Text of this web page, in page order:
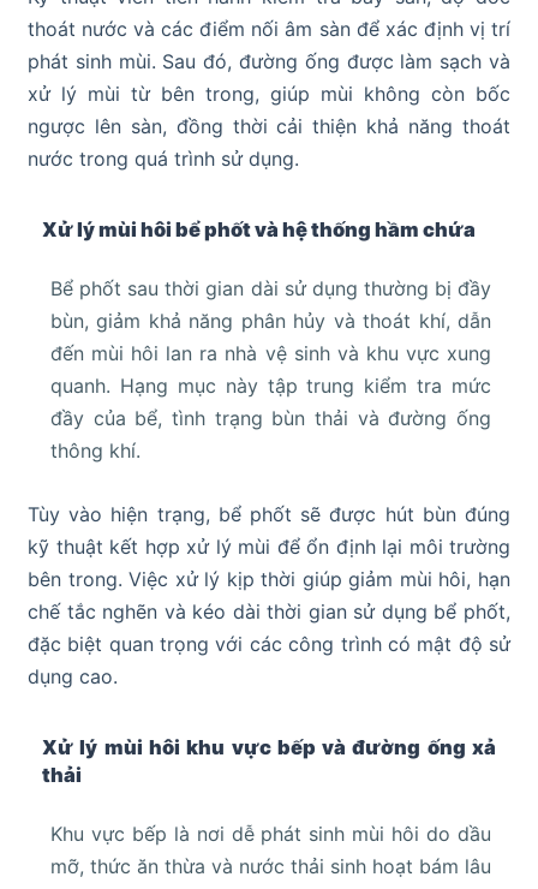
thoát nước và các điểm nối âm sàn để xác định vị trí
phát sinh mùi. Sau đó, đường ống được làm sạch và
xử lý mùi từ bên trong, giúp mùi không còn bốc
ngược lên sàn, đồng thời cải thiện khả năng thoát
nước trong quá trình sử dụng.
Xử lý mùi hôi bể phốt và hệ thống hầm chứa
Bể phốt sau thời gian dài sử dụng thường bị đầy
bùn, giảm khả năng phân hủy và thoát khí, dẫn
đến mùi hôi lan ra nhà vệ sinh và khu vực xung
quanh. Hạng mục này tập trung kiểm tra mức
đầy của bể, tình trạng bùn thải và đường ống
thông khí.
Tùy vào hiện trạng, bể phốt sẽ được hút bùn đúng
kỹ thuật kết hợp xử lý mùi để ổn định lại môi trường
bên trong. Việc xử lý kịp thời giúp giảm mùi hôi, hạn
chế tắc nghẽn và kéo dài thời gian sử dụng bể phốt,
đặc biệt quan trọng với các công trình có mật độ sử
dụng cao.
Xử lý mùi hôi khu vực bếp và đường ống xả
thải
Khu vực bếp là nơi dễ phát sinh mùi hôi do dầu
mỡ, thức ăn thừa và nước thải sinh hoạt bám lâu